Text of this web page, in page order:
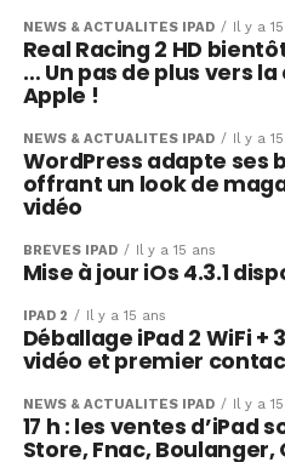
NEWS & ACTUALITÉS IPAD Il y a
Real Racing 2 HD
… Un pas de plus vers
Apple !
NEWS & ACTUALITÉS IPAD Il y a
WordPress adapte ses
offrant un look de
vidéo
BRÈVES IPAD Il y a 15 ans
Mise à jour iOs 4.3.1
IPAD 2 Il y a 15 ans
Déballage iPad 2 WiFi +
vidéo et premier
NEWS & ACTUALITÉS IPAD Il y a
17 h : les ventes d’iPad
Store, Fnac, Boulanger,